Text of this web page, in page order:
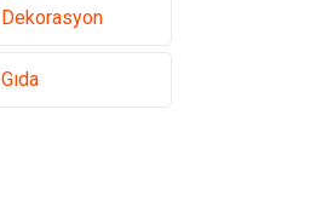
Dekorasyon
Gıda